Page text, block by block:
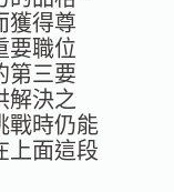
獲得尊
要職位
第三要
解決之
戰時仍能
上面這段